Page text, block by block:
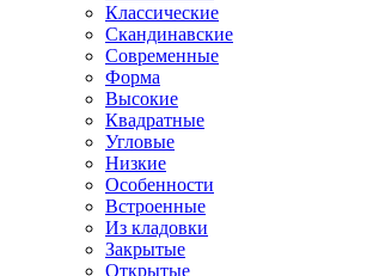
Классические
Скандинавские
Современные
Форма
Высокие
Квадратные
Угловые
Низкие
Особенности
Встроенные
Из кладовки
Закрытые
Открытые